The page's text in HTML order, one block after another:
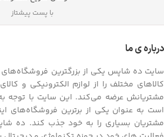
با پست پیشتاز
درباره ی ما
سایت ده شاپس یکی از بزرگترین فروشگاه‌های
کالاهای مختلف را از لوازم الکترونیکی و
مشتریانش عرضه می‌کند. این سایت با توجه
است به عنوان یکی از برترین فروشگاه‌های
مشتریان بسیاری را به خود جذب کند. ده